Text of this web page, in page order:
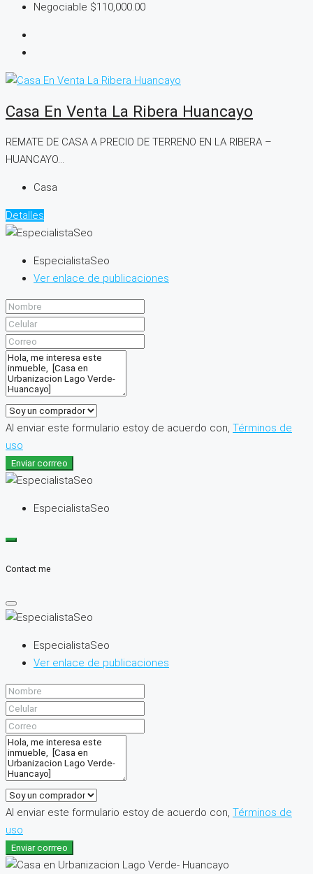
Negociable $110,000.00
Casa En Venta La Ribera Huancayo
REMATE DE CASA A PRECIO DE TERRENO EN LA RIBERA –
HUANCAYO...
Casa
Detalles
EspecialistaSeo
Ver enlace de publicaciones
Al enviar este formulario estoy de acuerdo con, Términos de
uso
Enviar corrreo
EspecialistaSeo
Contact me
EspecialistaSeo
Ver enlace de publicaciones
Al enviar este formulario estoy de acuerdo con, Términos de
uso
Enviar corrreo